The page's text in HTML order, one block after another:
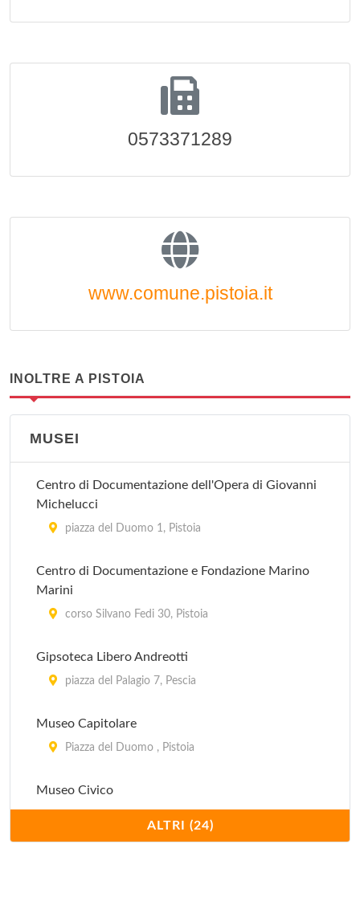
0573371289
www.comune.pistoia.it
INOLTRE A PISTOIA
MUSEI
Centro di Documentazione dell'Opera di Giovanni
Michelucci
piazza del Duomo 1, Pistoia
Centro di Documentazione e Fondazione Marino
Marini
corso Silvano Fedi 30, Pistoia
Gipsoteca Libero Andreotti
piazza del Palagio 7, Pescia
Museo Capitolare
Piazza del Duomo , Pistoia
Museo Civico
ALTRI (24)